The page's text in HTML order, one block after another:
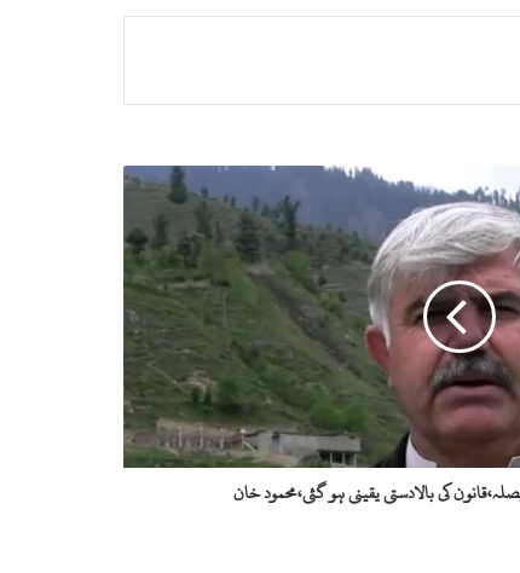
کی بالادستی یقینی ہو گئی،محمود خان